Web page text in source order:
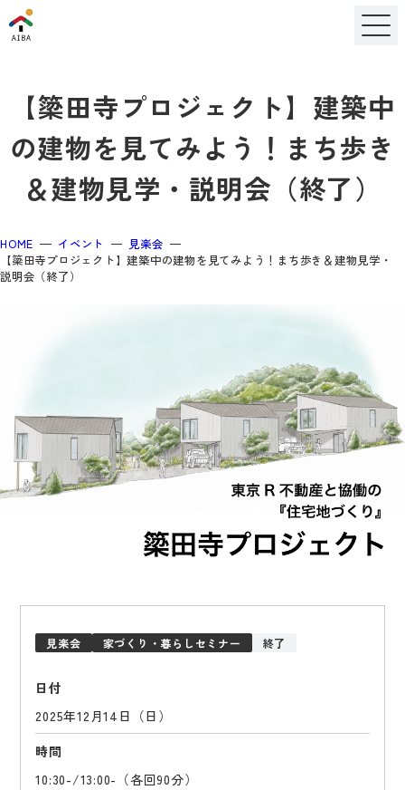
【簗田寺プロジェクト】建築中
の建物を見てみよう！まち歩き
＆建物見学・説明会（終了）
HOME イベント
見楽会
【簗田寺プロジェクト】建築中の建物を見てみよう！まち歩き＆建物見学・
説明会（終了）
見楽会 家づくり・暮らしセミナー 終了
日付
2025年12月14日（日）
時間
10:30-/13:00-（各回90分）